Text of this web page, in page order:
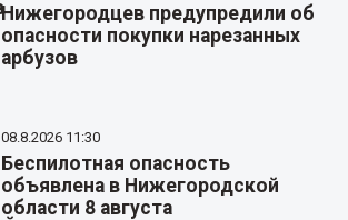
Нижегородцев предупредили об
опасности покупки нарезанных
арбузов
08.8.2026 11:30
Беспилотная опасность
объявлена в Нижегородской
области 8 августа